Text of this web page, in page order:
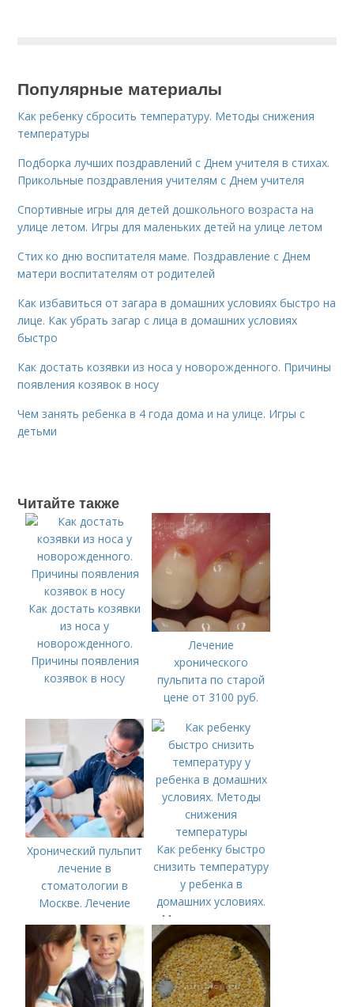
Популярные материалы
Как ребенку сбросить температуру. Методы снижения
температуры
Подборка лучших поздравлений с Днем учителя в стихах.
Прикольные поздравления учителям с Днем учителя
Спортивные игры для детей дошкольного возраста на
улице летом. Игры для маленьких детей на улице летом
Стих ко дню воспитателя маме. Поздравление с Днем
матери воспитателям от родителей
Как избавиться от загара в домашних условиях быстро на
лице. Как убрать загар с лица в домашних условиях
быстро
Как достать козявки из носа у новорожденного. Причины
появления козявок в носу
Чем занять ребенка в 4 года дома и на улице. Игры с
детьми
Читайте также
Как достать козявки
из носа у
новорожденного.
Причины появления
козявок в носу
Лечение
хронического
пульпита по старой
цене от 3100 руб.
цена
Хронический пульпит
лечение в
стоматологии в
Москве. Лечение
Московской области
Как ребенку быстро
снизить температуру
у ребенка в
домашних условиях.
Методы снижения
температуры